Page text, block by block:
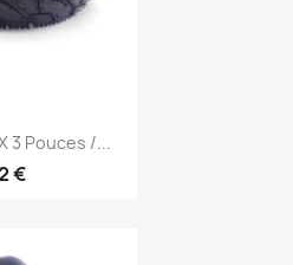
rapide
3 Pouces /...
€